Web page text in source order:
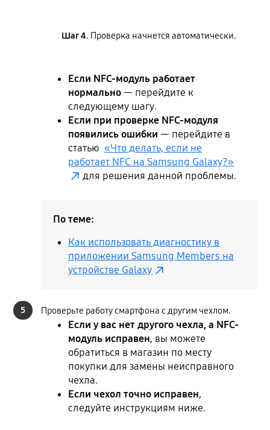
Шаг 4. Проверка начнется автоматически.
Если NFC-модуль работает
нормально — перейдите к
следующему шагу.
Если при проверке NFC-модуля
появились ошибки — перейдите в
статью «Что делать, если не
работает NFC на Samsung Galaxy?»
для решения данной проблемы.
По теме:
Как использовать диагностику в
приложении Samsung Members на
устройстве Galaxy
5 Проверьте работу смартфона с другим чехлом.
Если у вас нет другого чехла, а NFC-
модуль исправен, вы можете
обратиться в магазин по месту
покупки для замены неисправного
чехла.
Если чехол точно исправен,
следуйте инструкциям ниже.